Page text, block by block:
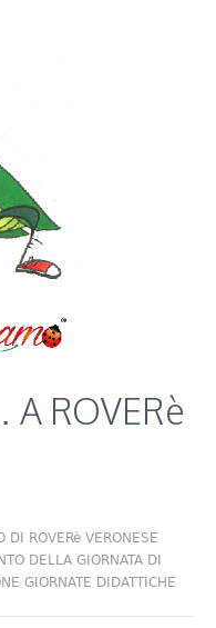
ROVERè
DI ROVERè VERONESE
DELLA GIORNATA DI
GIORNATE DIDATTICHE